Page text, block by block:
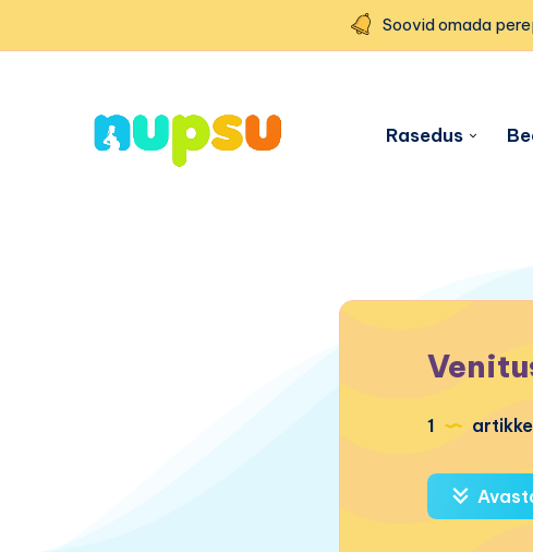
Soovid omada
Rasedus
1